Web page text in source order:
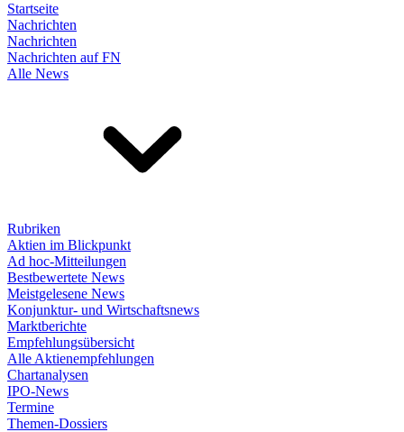
Startseite
Nachrichten
Nachrichten
Nachrichten auf FN
Alle News
Rubriken
Aktien im Blickpunkt
Ad hoc-Mitteilungen
Bestbewertete News
Meistgelesene News
Konjunktur- und Wirtschaftsnews
Marktberichte
Empfehlungsübersicht
Alle Aktienempfehlungen
Chartanalysen
IPO-News
Termine
Themen-Dossiers